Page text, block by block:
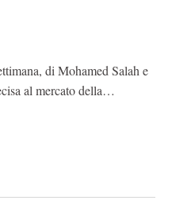
di Mohamed Salah e
al mercato della…